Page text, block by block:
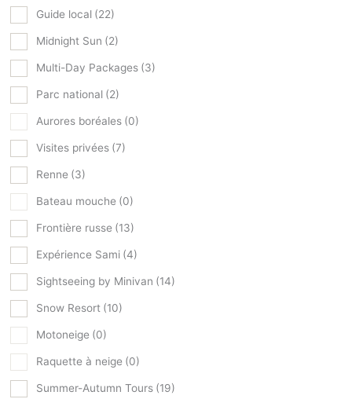
Guide local (22)
Midnight Sun (2)
Multi-Day Packages (3)
Parc national (2)
Aurores boréales (0)
Visites privées (7)
Renne (3)
Bateau mouche (0)
Frontière russe (13)
Expérience Sami (4)
Sightseeing by Minivan (14)
Snow Resort (10)
Motoneige (0)
Raquette à neige (0)
Summer-Autumn Tours (19)